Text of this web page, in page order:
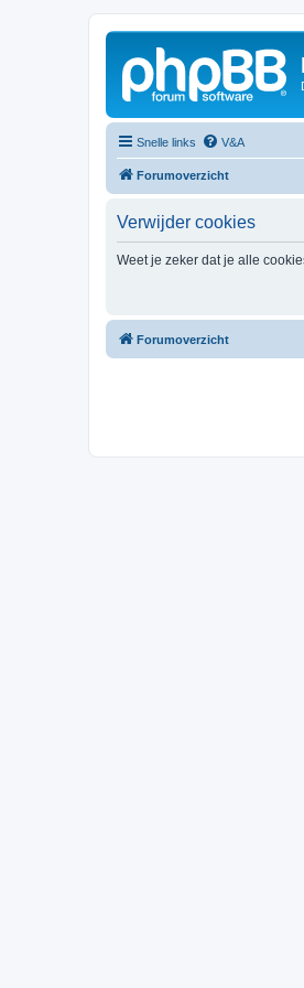
Snelle links V&A
Forumoverzicht
Verwijder cookies
Weet je zeker dat je alle
Forumoverzicht